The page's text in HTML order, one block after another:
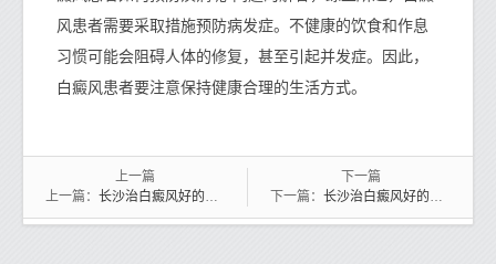
风患者需要采取措施预防病发症。不健康的饮食和作息
习惯可能会阻碍人体的修复，甚至引起并发症。因此，
白癜风患者要注意保持健康合理的生活方式。
上一篇
上一篇： 长沙治白癜风好的医院解说白癜风患者如何预防白斑扩散？
下一篇
下一篇： 长沙治白癜风好的医院解说如何预防孩子陷入白癜风呢？